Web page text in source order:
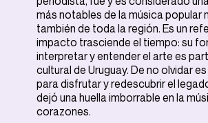
más notables de la música popular
también de toda la región. Es un
impacto trasciende el tiempo: su
interpretar y entender el arte es
cultural de Uruguay. De no olvidar
para disfrutar y redescubrir el
dejó una huella imborrable en la
corazones.